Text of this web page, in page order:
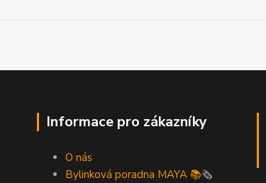
Informace pro zákazníky
O nás
Bylinková poradna MAYA 📚🗞️